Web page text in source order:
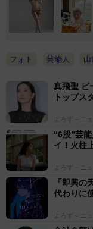
フォト 芸能人 山
真飛聖 ビ
トップス
よろず～ニ
“6股”芸
イ！火柱
よろず～ニ
「即興
代わりに
よろず～ニ